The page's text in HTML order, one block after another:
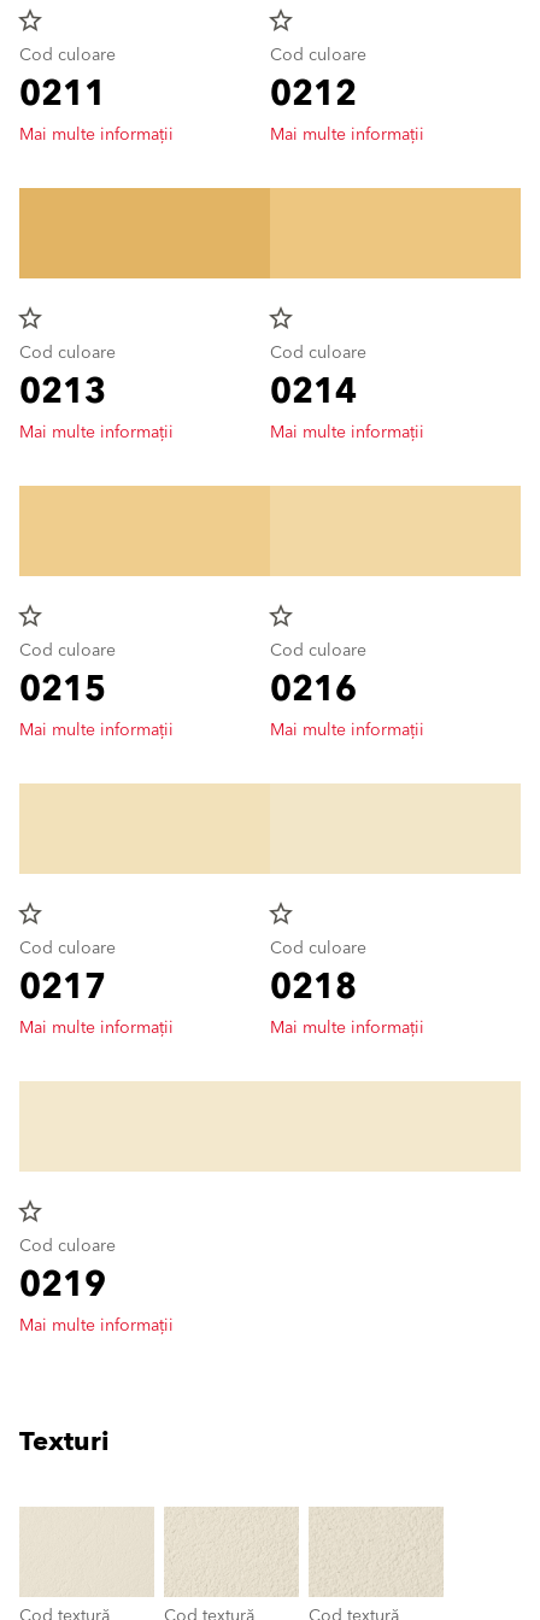
star_border
Cod culoare
0211
Mai multe informații
star_border
Cod culoare
0212
Mai multe informații
star_border
Cod culoare
0213
Mai multe informații
star_border
Cod culoare
0214
Mai multe informații
star_border
Cod culoare
0215
Mai multe informații
star_border
Cod culoare
0216
Mai multe informații
star_border
Cod culoare
0217
Mai multe informații
star_border
Cod culoare
0218
Mai multe informații
star_border
Cod culoare
0219
Mai multe informații
Texturi